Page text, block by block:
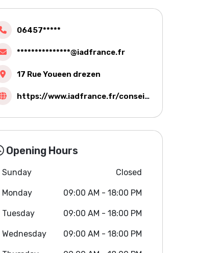
06457*****
***************@iadfrance.fr
17 Rue Youeen drezen
https://www.iadfrance.fr/conseiller-immobilier/david.boulanger
Opening Hours
Sunday Closed
Monday 09:00 AM - 18:00 PM
Tuesday 09:00 AM - 18:00 PM
Wednesday 09:00 AM - 18:00 PM